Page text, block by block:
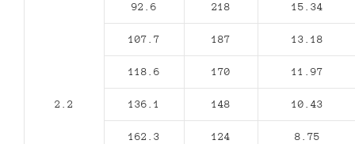
2.2
92.6 218 15.34
107.7 187 13.18
118.6 170 11.97
136.1 148 10.43
162.3 124 8.75